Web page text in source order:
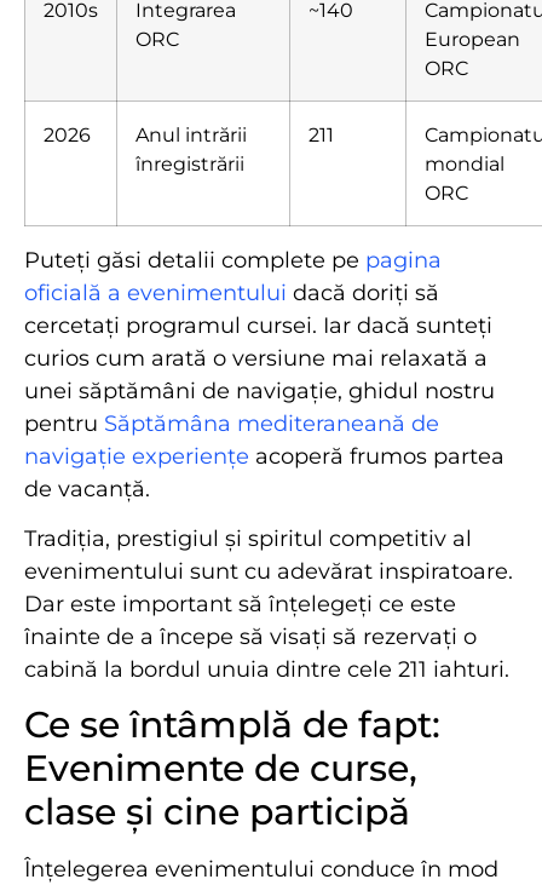
2010s
Integrarea
ORC
~140
European
ORC
2026
Anul intrării
înregistrării
211
mondial
ORC
Puteți găsi detalii complete pe pagina
oficială a evenimentului dacă doriți să
cercetați programul cursei. Iar dacă sunteți
curios cum arată o versiune mai relaxată a
unei săptămâni de navigație, ghidul nostru
pentru Săptămâna mediteraneană de
navigație experiențe acoperă frumos partea
de vacanță.
Tradiția, prestigiul și spiritul competitiv al
evenimentului sunt cu adevărat inspiratoare.
Dar este important să înțelegeți ce este
înainte de a începe să visați să rezervați o
cabină la bordul unuia dintre cele 211 iahturi.
Ce se întâmplă de fapt:
Evenimente de curse,
clase și cine participă
Înțelegerea evenimentului conduce în mod